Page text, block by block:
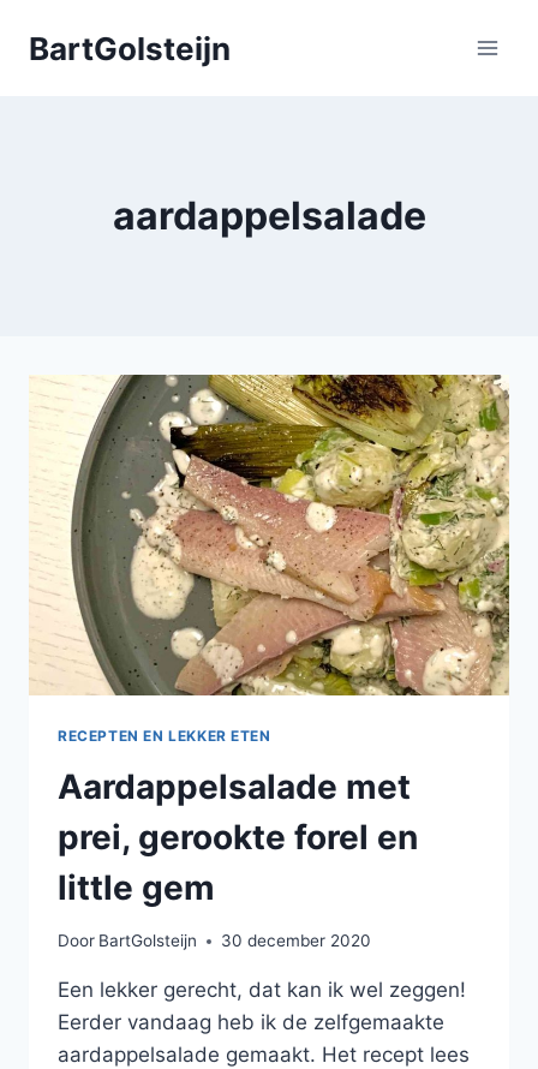
naarBartGolsteijn
aardappelsalade
RECEPTEN EN LEKKER ETEN
Aardappelsalade met
prei, gerookte forel en
little gem
Door BartGolsteijn 30 december 2020
Een lekker gerecht, dat kan ik wel zeggen!
Eerder vandaag heb ik de zelfgemaakte
aardappelsalade gemaakt. Het recept lees